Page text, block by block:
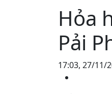
Hỏa
Pải
17:03, 27/11/